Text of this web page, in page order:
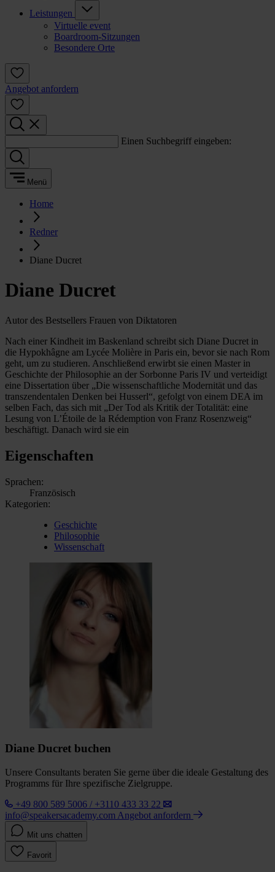
Leistungen
Virtuelle event
Boardroom-Sitzungen
Besondere Orte
Angebot anfordern
Einen Suchbegriff eingeben:
Menü
Home
Redner
Diane Ducret
Diane Ducret
Autor des Bestsellers Frauen von Diktatoren
Nach einer Kindheit im Baskenland schreibt sich Diane Ducret in
die Hypokhâgne am Lycée Molière in Paris ein, bevor sie nach Rom
geht, um zu studieren. Anschließend erwirbt sie einen Master in
Geschichte der Philosophie an der Sorbonne Paris IV und verteidigt
eine Dissertation über „Die wissenschaftliche Modernität und das
transzendentalen Denken bei Husserl“, gefolgt von einem DEA im
selben Fach, das sich mit „Der Tod als Kritik der Totalität: eine
Lesung von L’Étoile de la Rédemption von Franz Rosenzweig“
beschäftigt. Danach wird sie ein
Eigenschaften
Sprachen:
Französisch
Kategorien:
Geschichte
Philosophie
Wissenschaft
Diane Ducret buchen
Unsere Consultants beraten Sie gerne über die ideale Gestaltung des
Programms für Ihre spezifische Zielgruppe.
+49 800 589 5006 / +3110 433 33 22
info@speakersacademy.com Angebot anfordern
Mit uns chatten
Favorit